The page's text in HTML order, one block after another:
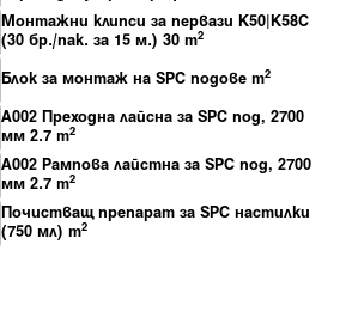
Монтажни клипси за первази K50|K58C
(30 бр./пак. за 15 м.) 30 m2
Блок за монтаж на SPC подове m2
A002 Преходна лайсна за SPC под, 2700
мм 2.7 m2
A002 Рампова лайстна за SPC под, 2700
мм 2.7 m2
Почистващ препарат за SPC настилки
(750 мл) m2